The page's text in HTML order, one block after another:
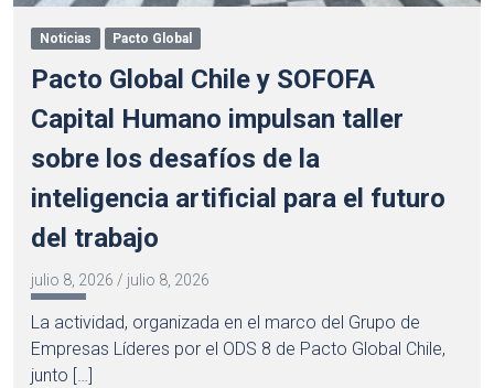
Noticias Pacto Global
Pacto Global Chile y SOFOFA
Capital Humano impulsan taller
sobre los desafíos de la
inteligencia artificial para el futuro
del trabajo
julio 8, 2026 / julio 8, 2026
La actividad, organizada en el marco del Grupo de
Empresas Líderes por el ODS 8 de Pacto Global Chile,
junto […]